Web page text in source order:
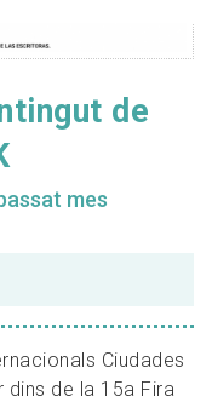
de
mes
Ciudades
de la 15a Fira